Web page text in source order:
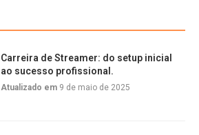
Carreira de Streamer: do setup inicial
ao sucesso profissional.
Atualizado em 9 de maio de 2025